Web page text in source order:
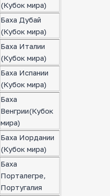
(Кубок мира)
Баха Дубай
(Кубок мира)
Баха Италии
(Кубок мира)
Баха Испании
(Кубок мира)
Баха
Венгрии(Кубок
мира)
Баха Иордании
(Кубок мира)
Баха
Порталегре,
Португалия